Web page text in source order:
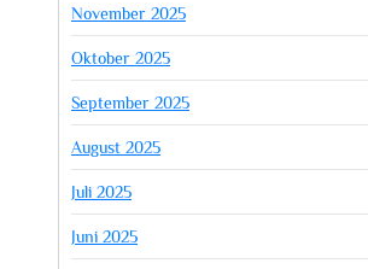
November 2025
Oktober 2025
September 2025
August 2025
Juli 2025
Juni 2025